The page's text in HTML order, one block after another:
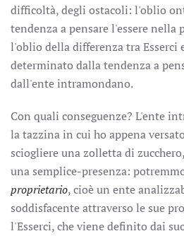
difficoltà, degli ostacoli: l'oblio
tendenza a pensare l'essere
l'oblio della differenza tra Esserci
determinato dalla tendenza a
dall'ente intramondano.
Con quali conseguenze? L'ente
la tazzina in cui ho appena
sciogliere una zolletta di
una semplice-presenza:
proprietario, cioè un ente
soddisfacente attraverso le sue
l'Esserci, che viene definito dai